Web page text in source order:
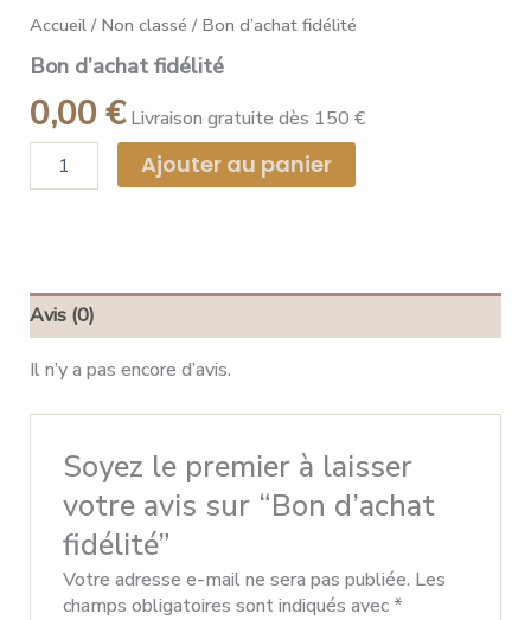
Accueil / Non classé / Bon d’achat fidélité
Bon d’achat fidélité
0,00€ Livraison gratuite dès 150 €
Ajouter au panier
Avis (0)
Il n’y a pas encore d’avis.
Soyez le premier à laisser
votre avis sur “Bon d’achat
fidélité”
Votre adresse e-mail ne sera pas publiée. Les
champs obligatoires sont indiqués avec *